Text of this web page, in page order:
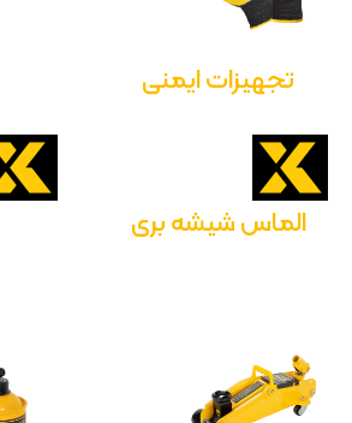
تجهیزات ایمنی
الماس شیشه بری